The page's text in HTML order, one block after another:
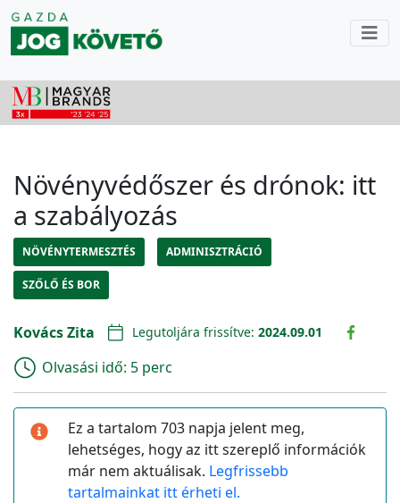
Növényvédőszer és drónok: itt
a szabályozás
NÖVÉNYTERMESZTÉS ADMINISZTRÁCIÓ
SZŐLŐ ÉS BOR
Kovács Zita Legutoljára frissítve: 2024.09.01
Olvasási idő: 5 perc
Ez a tartalom 703 napja jelent meg,
lehetséges, hogy az itt szereplő információk
már nem aktuálisak. Legfrissebb
tartalmainkat itt érheti el.